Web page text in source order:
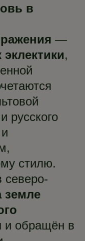
в
—
,
русского
стилю.
северо-
земле
и обращён в